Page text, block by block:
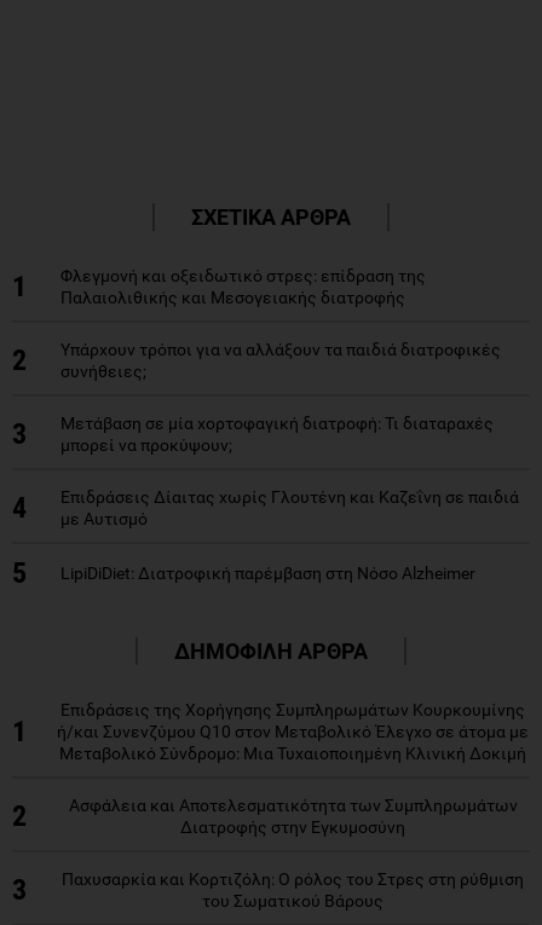
ΣΧΕΤΙΚΑ ΑΡΘΡΑ
1
Φλεγμονή και οξειδωτικό στρες: επίδραση της
Παλαιολιθικής και Μεσογειακής διατροφής
2
Υπάρχουν τρόποι για να αλλάξουν τα παιδιά διατροφικές
συνήθειες;
3
Μετάβαση σε μία χορτοφαγική διατροφή: Τι διαταραχές
μπορεί να προκύψουν;
4
Επιδράσεις Δίαιτας χωρίς Γλουτένη και Καζεΐνη σε παιδιά
με Aυτισμό
5 LipiDiDiet: Διατροφική παρέμβαση στη Νόσο Alzheimer
ΔΗΜΟΦΙΛΗ ΑΡΘΡΑ
1
Επιδράσεις της Χορήγησης Συμπληρωμάτων Κουρκουμίνης
ή/και Συνενζύμου Q10 στον Μεταβολικό Έλεγχο σε άτομα με
Μεταβολικό Σύνδρομο: Μια Τυχαιοποιημένη Κλινική Δοκιμή
2
Ασφάλεια και Αποτελεσματικότητα των Συμπληρωμάτων
Διατροφής στην Εγκυμοσύνη
3
Παχυσαρκία και Κορτιζόλη: Ο ρόλος του Στρες στη ρύθμιση
του Σωματικού Βάρους